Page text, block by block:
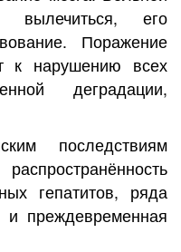
вылечиться, его
Поражение
к нарушению всех
деградации,
последствиям
гепатитов, ряда
и преждевременная